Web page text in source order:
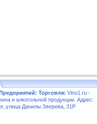
Торговля: Vino1.ru -
и алкогольной продукции. Адрес:
улица Данилы Зверева, 31Р